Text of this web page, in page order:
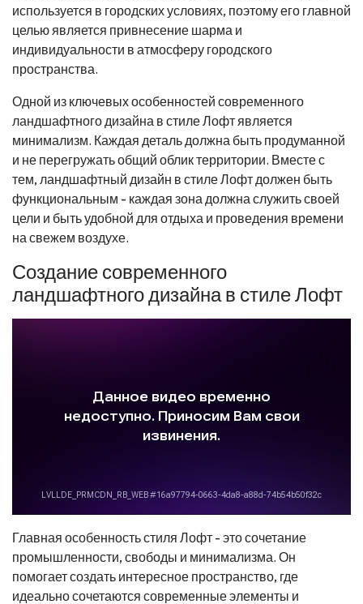
используется в городских условиях, поэтому его главной
целью является привнесение шарма и
индивидуальности в атмосферу городского
пространства.
Одной из ключевых особенностей современного
ландшафтного дизайна в стиле Лофт является
минимализм. Каждая деталь должна быть продуманной
и не перегружать общий облик территории. Вместе с
тем, ландшафтный дизайн в стиле Лофт должен быть
функциональным - каждая зона должна служить своей
цели и быть удобной для отдыха и проведения времени
на свежем воздухе.
Создание современного
ландшафтного дизайна в стиле Лофт
Главная особенность стиля Лофт - это сочетание
промышленности, свободы и минимализма. Он
помогает создать интересное пространство, где
идеально сочетаются современные элементы и